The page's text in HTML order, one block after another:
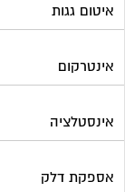
איטום גגות
אינטרקום
אינסטלציה
אספקת דלק